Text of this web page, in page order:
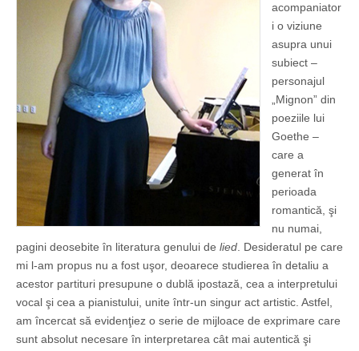
acompaniator
i o viziune
asupra unui
subiect –
personajul
„Mignon” din
poeziile lui
Goethe –
care a
generat în
perioada
romantică, şi
nu numai,
pagini deosebite în literatura genului de lied. Desideratul pe care
mi l-am propus nu a fost uşor, deoarece studierea în detaliu a
acestor partituri presupune o dublă ipostază, cea a interpretului
vocal şi cea a pianistului, unite într-un singur act artistic. Astfel,
am încercat să evidenţiez o serie de mijloace de exprimare care
sunt absolut necesare în interpretarea cât mai autentică şi